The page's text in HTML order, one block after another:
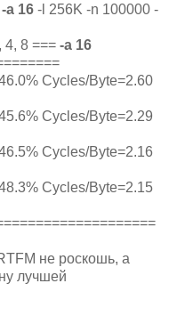
-a 16 -l 256K -n 100000 -
4, 8 === -a 16
Cycles/Byte=2.60
Cycles/Byte=2.29
Cycles/Byte=2.16
Cycles/Byte=2.15
не роскошь, а
лучшей